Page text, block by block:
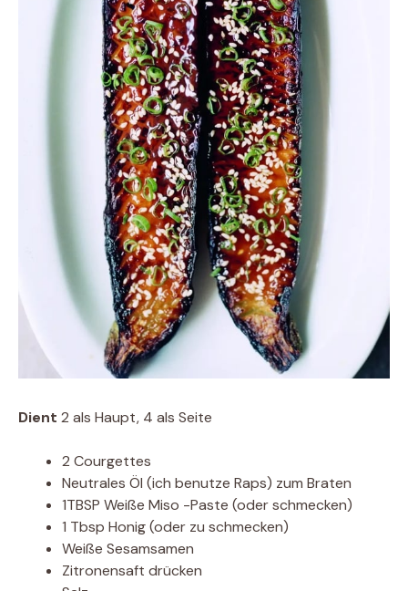
Dient 2 als Haupt, 4 als Seite
2 Courgettes
Neutrales Öl (ich benutze Raps) zum Braten
1TBSP Weiße Miso -Paste (oder schmecken)
1 Tbsp Honig (oder zu schmecken)
Weiße Sesamsamen
Zitronensaft drücken